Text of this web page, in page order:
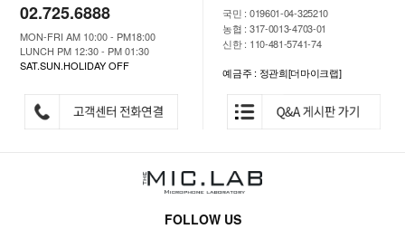
02.725.6888
MON-FRI AM 10:00 - PM18:00
LUNCH PM 12:30 - PM 01:30
SAT.SUN.HOLIDAY OFF
국민 : 019601-04-325210
농협 : 317-0013-4703-01
신한 : 110-481-5741-74
예금주 : 정관희[더마이크랩]
FOLLOW US